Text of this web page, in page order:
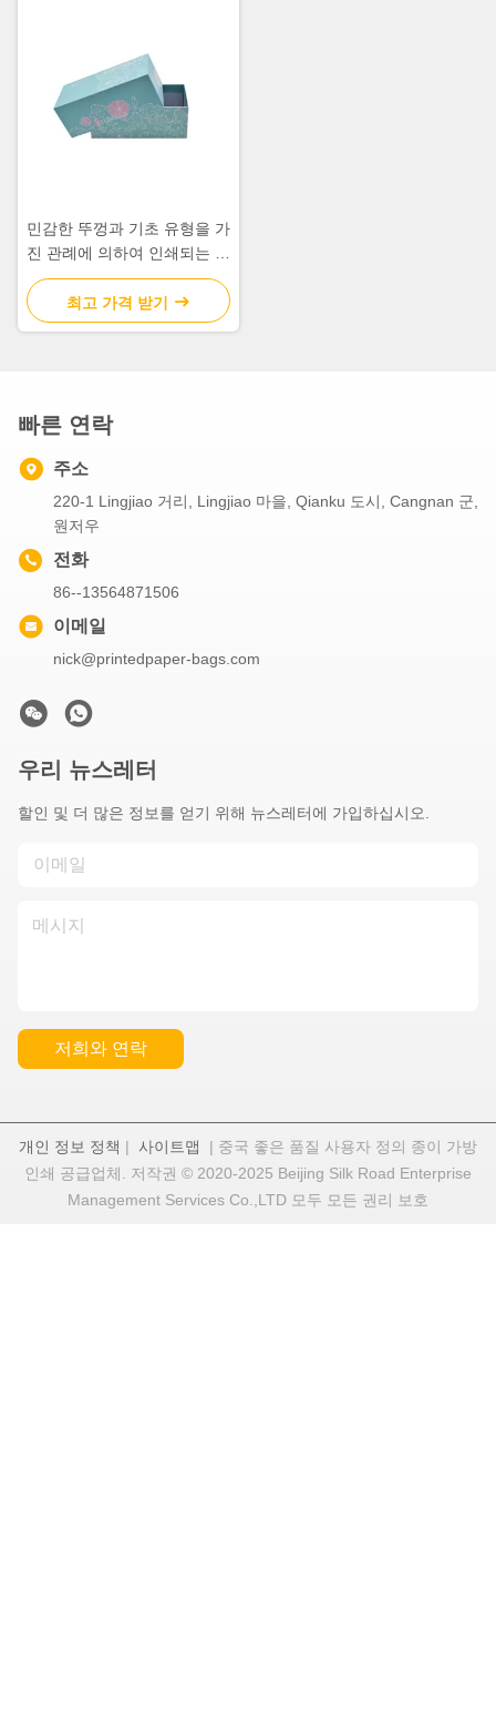
민감한 뚜껑과 기초 유형을 가
진 관례에 의하여 인쇄되는 선
물 상자 크기 18 * 14 * 9cm
최고 가격 받기
빠른 연락
주소
220-1 Lingjiao 거리, Lingjiao 마을, Qianku 도시, Cangnan 군,
원저우
전화
86--13564871506
이메일
nick@printedpaper-bags.com
우리 뉴스레터
할인 및 더 많은 정보를 얻기 위해 뉴스레터에 가입하십시오.
저희와 연락
개인 정보 정책 | 사이트맵
| 중국 좋은 품질 사용자 정의 종이 가방
인쇄 공급업체. 저작권 © 2020-2025 Beijing Silk Road Enterprise
Management Services Co.,LTD 모두 모든 권리 보호